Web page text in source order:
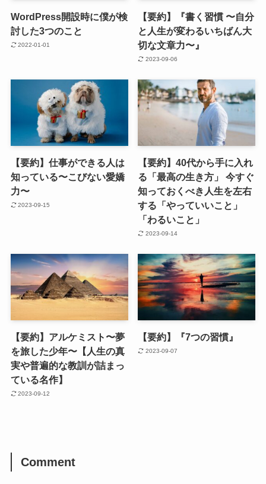
WordPress開設時に僕が検
討した3つのこと
2022-01-01
【要約】『書く習慣 〜自分
と人生が変わるいちばん大
切な文章力〜』
2023-09-06
【要約】仕事ができる人は
知っている〜こびない愛嬌
力〜
2023-09-15
【要約】40代から手に入れ
る「最高の生き方」 今すぐ
知っておくべき人生を左右
する「やっていいこと」
「わるいこと」
2023-09-14
【要約】アルケミスト〜夢
を旅した少年〜【人生の真
実や普遍的な教訓が詰まっ
ている名作】
2023-09-12
【要約】『7つの習慣』
2023-09-07
Comment